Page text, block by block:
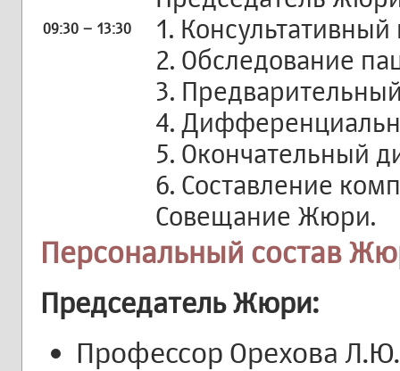
09:30 – 13:30
1.
2. Обследование
3.
4.
5. Окончательный
6. Составление
Совещание Жюри.
Персональный состав
Председатель Жюри:
Профессор Орехова